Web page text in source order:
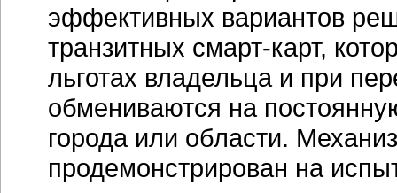
эффективных вариантов
транзитных смарт-карт,
льготах владельца и при
обмениваются на
города или области.
продемонстрирован на